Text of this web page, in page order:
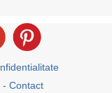
- Contact